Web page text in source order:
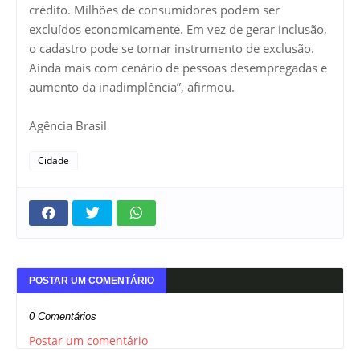
crédito. Milhões de consumidores podem ser
excluídos economicamente. Em vez de gerar inclusão,
o cadastro pode se tornar instrumento de exclusão.
Ainda mais com cenário de pessoas desempregadas e
aumento da inadimplência”, afirmou.
Agência Brasil
Cidade
POSTAR UM COMENTÁRIO
0 Comentários
Postar um comentário